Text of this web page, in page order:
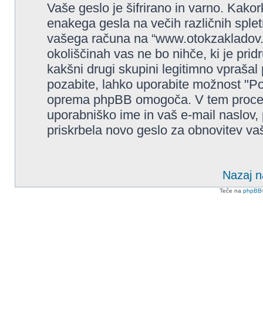
Vaše geslo je šifrirano in varno.
enakega gesla na večih različnih
vašega računa na
okoliščinah vas ne bo nihče, ki je
kakšni drugi skupini legitimno
pozabite, lahko uporabite možnost
oprema phpBB omogoča. V tem
uporabniško ime in vaš e-mail
priskrbela novo geslo za obnovitev
Nazaj
Teče na phpBB